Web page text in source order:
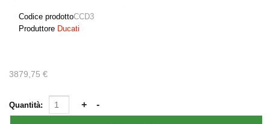
Codice prodottoCCD3
Produttore Ducati
3879,75 €
Quantità: